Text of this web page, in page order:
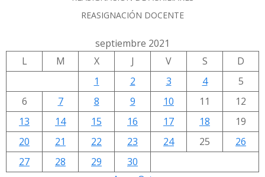
REASIGNACIÓN DOCENTE
septiembre 2021
L
M X J V S
D
1
2 3 4
5
6
7 8 9 10 11
12
13
14 15 16 17 18
19
20
21 22 23 24 25
26
27
28 29
30